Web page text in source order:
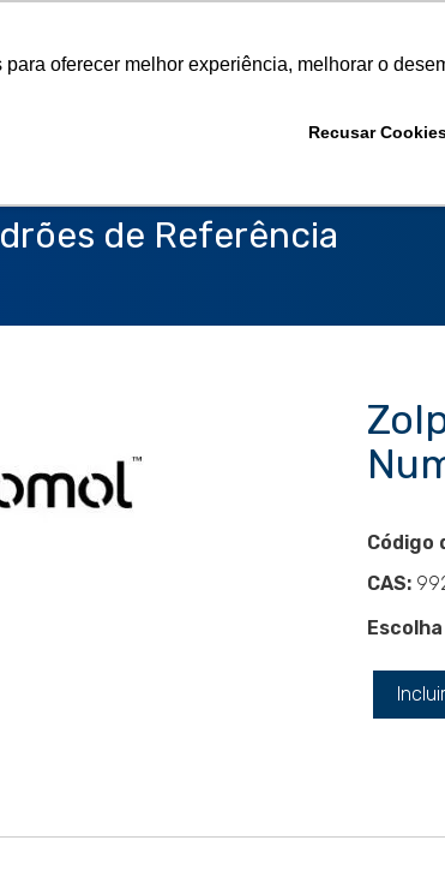
oferecer melhor experiência, melhorar o
Recusar
Sobre a CMS
de Referência
Código
CAS: